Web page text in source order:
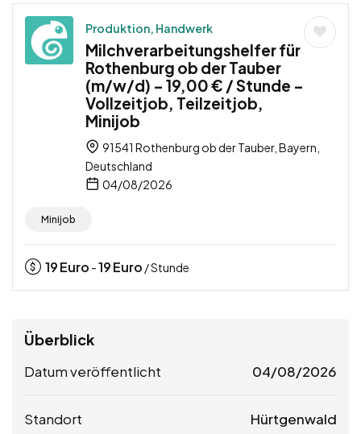
Produktion, Handwerk
Milchverarbeitungshelfer für
Rothenburg ob der Tauber
(m/w/d) – 19,00 € / Stunde –
Vollzeitjob, Teilzeitjob,
Minijob
91541 Rothenburg ob der Tauber, Bayern,
Deutschland
04/08/2026
Minijob
19Euro -19Euro / Stunde
Überblick
Datum veröffentlicht 04/08/2026
Standort Hürtgenwald